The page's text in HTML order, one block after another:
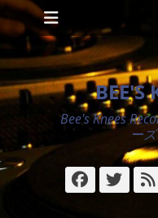
コ
ン
テ
ン
ツ
へ
ッ
プ
メインメニュー
BEE'S
Bee's Knees
ー
Facebook